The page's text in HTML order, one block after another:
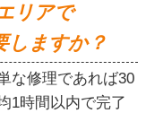
リアで
しますか？
な修理であれば30
1時間以内で完了